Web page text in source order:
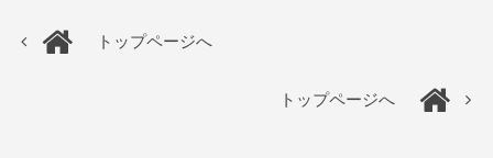
トップページへ
トップページへ